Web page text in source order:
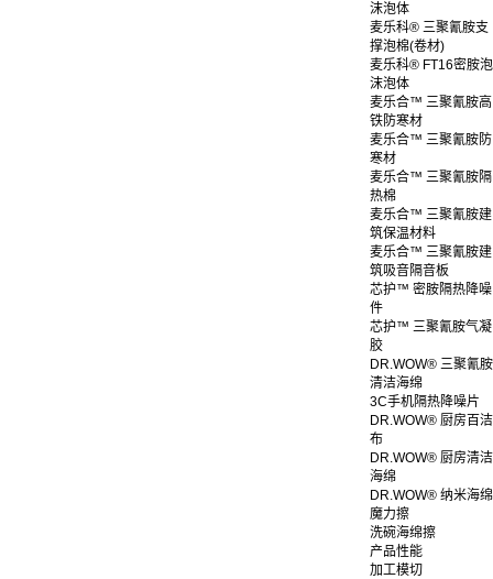
沫泡体
麦乐科® 三聚氰胺支
撑泡棉(卷材)
麦乐科® FT16密胺泡
沫泡体
麦乐合™ 三聚氰胺高
铁防寒材
麦乐合™ 三聚氰胺防
寒材
麦乐合™ 三聚氰胺隔
热棉
麦乐合™ 三聚氰胺建
筑保温材料
麦乐合™ 三聚氰胺建
筑吸音隔音板
芯护™ 密胺隔热降噪
件
芯护™ 三聚氰胺气凝
胶
DR.WOW® 三聚氰胺
清洁海绵
3C手机隔热降噪片
DR.WOW® 厨房百洁
布
DR.WOW® 厨房清洁
海绵
DR.WOW® 纳米海绵
魔力擦
洗碗海绵擦
产品性能
加工模切